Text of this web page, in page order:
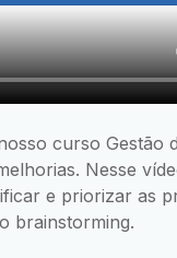
curso Gestão
Nesse
e priorizar as
brainstorming.